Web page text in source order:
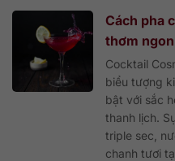
Cách pha
thơm
Cocktail
biểu tượng
bật với sắc
thanh lịch.
triple sec,
chanh tươi